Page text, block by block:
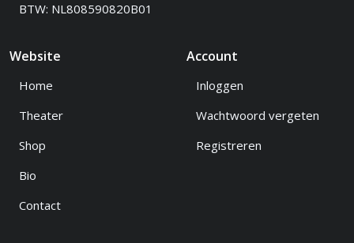
BTW: NL808590820B01
Website
Home
Theater
Shop
Bio
Contact
Account
Inloggen
Wachtwoord vergeten
Registreren